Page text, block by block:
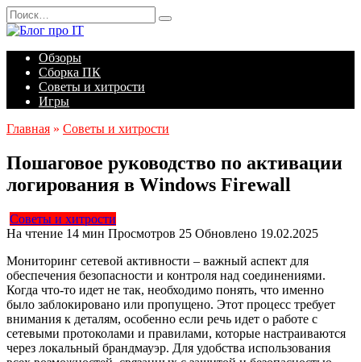
Перейти
к
содержанию
Search
for:
Обзоры
Сборка ПК
Советы и хитрости
Игры
Главная » Советы и хитрости
Пошаговое руководство по активации
логирования в Windows Firewall
Советы и хитрости
На чтение 14 мин Просмотров 25 Обновлено 19.02.2025
Мониторинг сетевой активности – важный аспект для
обеспечения безопасности и контроля над соединениями.
Когда что-то идет не так, необходимо понять, что именно
было заблокировано или пропущено. Этот процесс требует
внимания к деталям, особенно если речь идет о работе с
сетевыми протоколами и правилами, которые настраиваются
через локальный брандмауэр. Для удобства использования